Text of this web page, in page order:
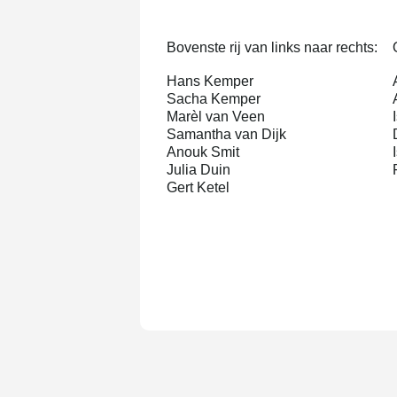
Bovenste rij van links naar rechts:
Hans Kemper
Sacha Kemper
Marèl van Veen
Samantha van Dijk
Anouk Smit
Julia Duin
Gert Ketel